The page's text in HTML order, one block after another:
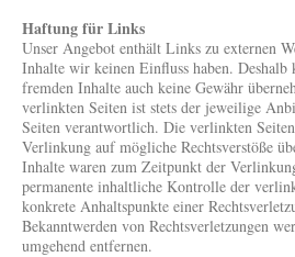
Haftung für Links
Unser Angebot enthält Links zu externen
Inhalte wir keinen Einfluss haben.
fremden Inhalte auch keine Gewähr
verlinkten Seiten ist stets der jeweilige
Seiten verantwortlich. Die verlinkten
Verlinkung auf mögliche Rechtsverstöße
Inhalte waren zum Zeitpunkt der
permanente inhaltliche Kontrolle der
konkrete Anhaltspunkte einer
Bekanntwerden von Rechtsverletzungen
umgehend entfernen.